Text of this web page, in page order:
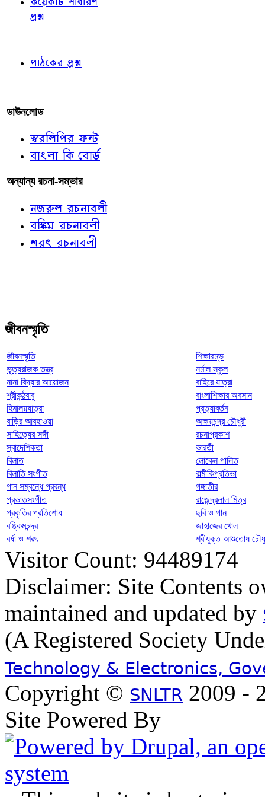
প্রশ্ন
পাঠকের প্রশ্ন
ডাউনলোড
স্বরলিপির ফন্ট
বাংলা কি-বোর্ড
অন্যান্য রচনা-সম্ভার
নজরুল রচনাবলী
বঙ্কিম রচনাবলী
শরৎ রচনাবলী
জীবনস্মৃতি
জীবনস্মৃতি
শিক্ষারম্ভ
ভৃত্যরাজক তন্ত্র
নর্মাল স্কুল
নানা বিদ্যার আয়োজন
বাহিরে যাত্রা
শ্রীকন্ঠবাবু
বাংলাশিক্ষার অবসান
হিমালয়যাত্রা
প্রত্যাবর্তন
বাড়ির আবহাওয়া
অক্ষয়চন্দ্র চৌধুরী
সাহিত্যের সঙ্গী
রচনাপ্রকাশ
স্বাদেশিকতা
ভারতী
বিলাত
লোকেন পালিত
বিলাতি সংগীত
বাল্মীকিপ্রতিভা
গান সম্বন্ধে প্রবন্ধ
গঙ্গাতীর
প্রভাতসংগীত
রাজেন্দ্রলাল মিত্র
প্রকৃতির প্রতিশোধ
ছবি ও গান
বঙ্কিমচন্দ্র
জাহাজের খোল
বর্ষা ও শরৎ
শ্রীযুক্ত আশুতোষ
Visitor Count: 94489174
Disclaimer: Site Contents
maintained and updated by
(A Registered Society
Technology & Electronics,
Copyright © SNLTR 2009 -
Site Powered By